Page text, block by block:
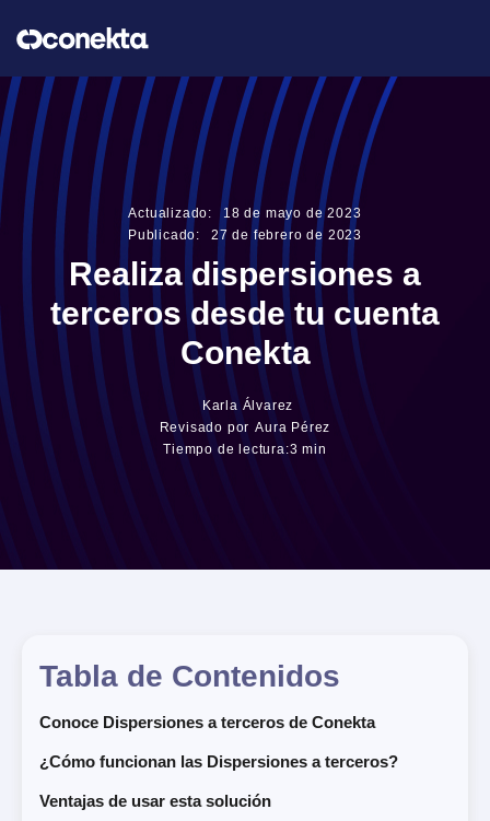
Actualizado: 18 de mayo de2023
Publicado:
27 defebrero de 2023
Realiza dispersiones a
terceros desde tu cuenta
Conekta
Karla Álvarez
Revisado por Aura Pérez
Tiempo de lectura:3 min
Tabla de Contenidos
Conoce Dispersiones a terceros de Conekta
¿Cómo funcionan las Dispersiones a terceros?
Ventajas de usar esta solución